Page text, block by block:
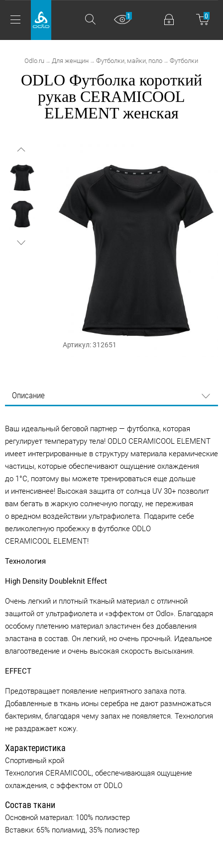
0
1
Odlo.ru → Для женщин → Футболки, майки, поло → Футболки
ODLO Футболка короткий
рукав CERAMICOOL
ELEMENT женская
Артикул: 312651
Описание
Ваш идеальный беговой партнер — футболка, которая
регулирует температуру тела! ODLO CERAMICOOL ELEMENT
имеет интегрированные в структуру материала керамические
частицы, которые обеспечивают ощущение охлаждения
до 1°C, поэтому вы можете тренироваться еще дольше
и интенсивнее! Высокая защита от солнца UV 30+ позволит
вам бегать в жаркую солнечную погоду, не переживая
о вредном воздействии ультрафиолета. Подарите себе
великолепную пробежку в футболке ODLO
CERAMICOOL ELEMENT!
Технология
High Density Doubleknit Effect
Очень легкий и плотный тканый материал с отличной
защитой от ультрафиолета и «эффектом от Odlo». Благодаря
особому плетению материал эластичен без добавления
эластана в состав. Он легкий, но очень прочный. Идеальное
влагоотведение и очень высокая скорость высыхания.
EFFECT
Предотвращает появление неприятного запаха пота.
Добавленные в ткань ионы серебра не дают размножаться
бактериям, благодаря чему запах не появляется. Технология
не раздражает кожу.
Характеристика
Спортивный крой
Технология CERAMICOOL, обеспечивающая ощущение
охлаждения, с эффектом от ODLO
Состав ткани
Основной материал: 100% полиэстер
Вставки: 65% полиамид, 35% полиэстер